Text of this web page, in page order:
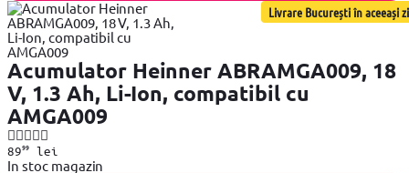
Livrare București în aceeași zi
Acumulator Heinner ABRAMGA009, 18
V, 1.3 Ah, Li-Ion, compatibil cu
AMGA009
8999lei
In stoc magazin